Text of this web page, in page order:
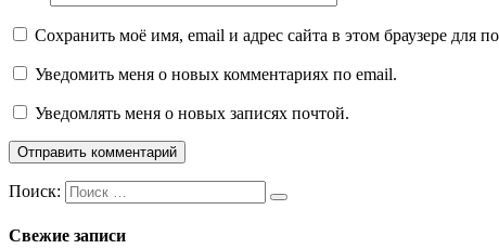
Сохранить моё имя, email и адрес сайта в этом браузере для
Уведомить меня о новых комментариях по email.
Уведомлять меня о новых записях почтой.
Поиск:
Свежие записи